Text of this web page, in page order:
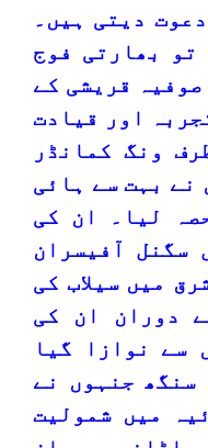
دیتی ہیں۔
تو بھارتی فوج
قریشی کے
اور قیادت
ونگ کمانڈر
نے بہت سے ہائی
لیا۔ ان کی
سگنل آفیسران
میں سیلاب کی
دوران ان کی
سے نوازا گیا
سنگھ جنہوں نے
میں شمولیت